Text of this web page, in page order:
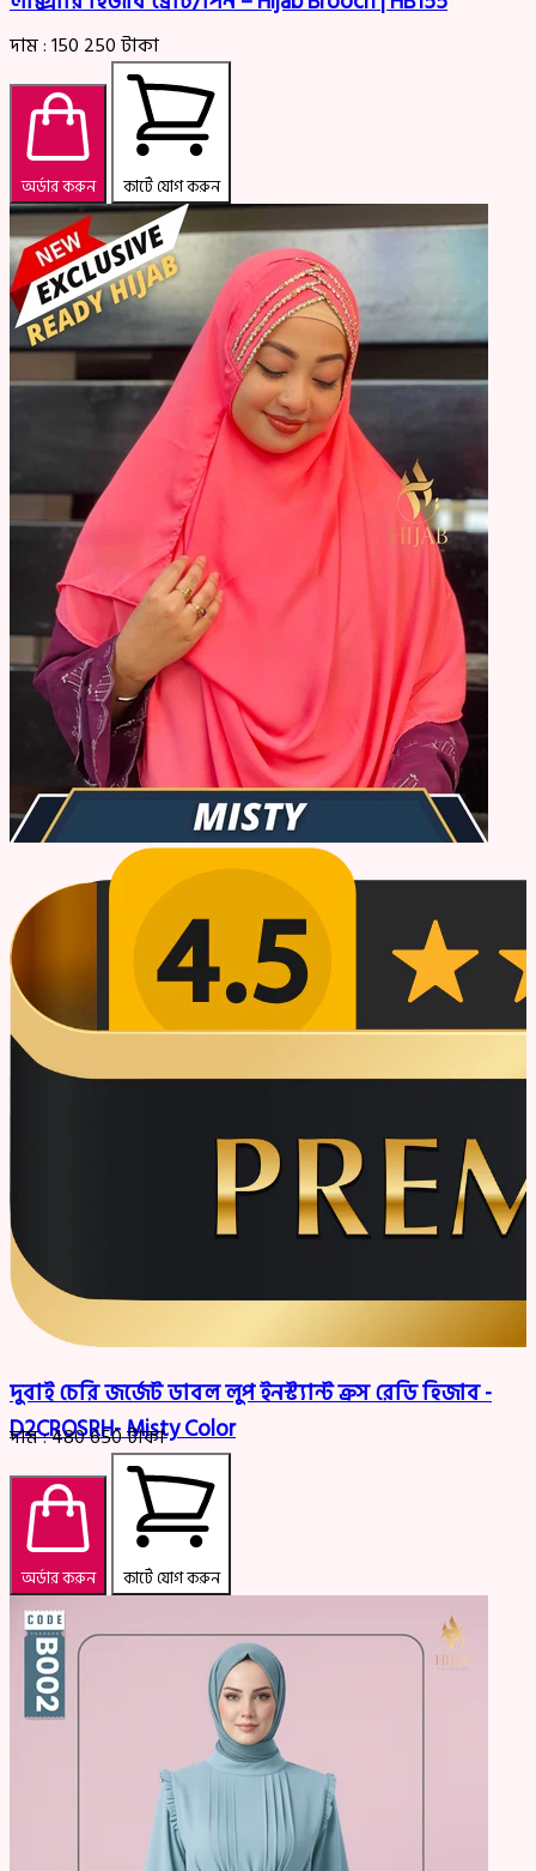
দাম :150 250টাকা
অর্ডার করুন কার্টে যোগ করুন
দুবাই চেরি জর্জেট ডাবল লুপ ইনস্ট্যান্ট ক্রস রেডি হিজাব -
D2CROSRH- Misty Color
দাম :480650টাকা
অর্ডার করুন কার্টে যোগ করুন